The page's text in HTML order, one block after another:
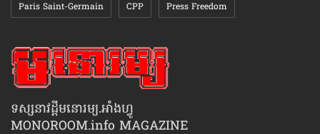
Paris Saint-Germain CPP Press Freedom
ទស្សនាវដ្ដីមនោរម្យ.អាំងហ្វូ
MONOROOM.info MAGAZINE